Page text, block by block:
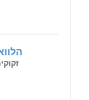
הלוואה
זקוקים